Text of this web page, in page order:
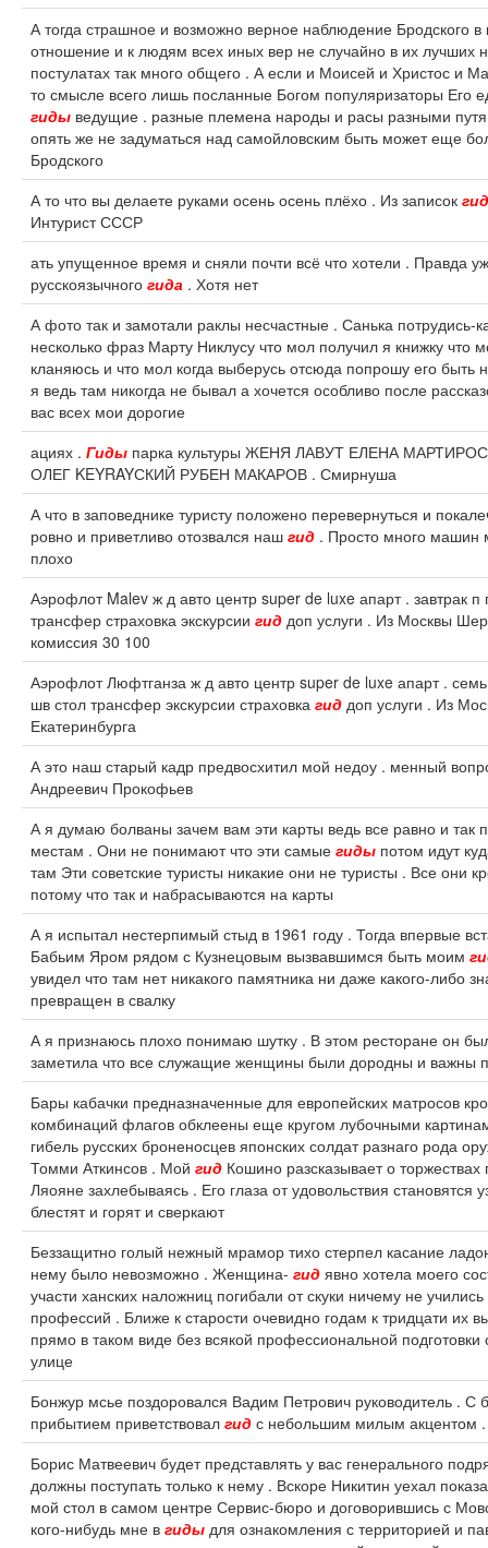
А тогда страшное и возможно верное наблюдение Бродского
отношение и к людям всех иных вер не случайно в их лучших
постулатах так много общего . А если и Моисей и Христос и
то смысле всего лишь посланные Богом популяризаторы Его
гиды ведущие . разные племена народы и расы разными
опять же не задуматься над самойловским быть может еще
Бродского
А то что вы делаете руками осень осень плёхо . Из записок
Интурист СССР
ать упущенное время и сняли почти всё что хотели . Правда
русскоязычного гида . Хотя нет
А фото так и замотали раклы несчастные . Санька потрудись-
несколько фраз Марту Никлусу что мол получил я книжку что
кланяюсь и что мол когда выберусь отсюда попрошу его
я ведь там никогда не бывал а хочется особливо после
вас всех мои дорогие
ациях . Гиды парка культуры ЖЕНЯ ЛАВУТ ЕЛЕНА
ОЛЕГ KEYRAYСКИЙ РУБЕН МАКАРОВ . Смирнуша
А что в заповеднике туристу положено перевернуться и
ровно и приветливо отозвался наш гид . Просто много машин
плохо
Аэрофлот Malev ж д авто центр super de luxe апарт . завтрак
трансфер страховка экскурсии гид доп услуги . Из Москвы
комиссия 30 100
Аэрофлот Люфтганза ж д авто центр super de luxe апарт .
шв стол трансфер экскурсии страховка гид доп услуги . Из
Екатеринбурга
А это наш старый кадр предвосхитил мой недоу . менный
Андреевич Прокофьев
А я думаю болваны зачем вам эти карты ведь все равно и так
местам . Они не понимают что эти самые гиды потом идут
там Эти советские туристы никакие они не туристы . Все они
потому что так и набрасываются на карты
А я испытал нестерпимый стыд в 1961 году . Тогда впервые
Бабьим Яром рядом с Кузнецовым вызвавшимся быть моим
увидел что там нет никакого памятника ни даже какого-либо
превращен в свалку
А я признаюсь плохо понимаю шутку . В этом ресторане он
заметила что все служащие женщины были дородны и важны
Бары кабачки предназначенные для европейских матросов
комбинаций флагов обклеены еще кругом лубочными
гибель русских броненосцев японских солдат разнаго рода
Томми Аткинсов . Мой гид Кошино разсказывает о
Ляояне захлебываясь . Его глаза от удовольствия становятся
блестят и горят и сверкают
Беззащитно голый нежный мрамор тихо стерпел касание
нему было невозможно . Женщина- гид явно хотела моего
участи ханских наложниц погибали от скуки ничему не
профессий . Ближе к старости очевидно годам к тридцати их
прямо в таком виде без всякой профессиональной подготовки
улице
Бонжур мсье поздоровался Вадим Петрович руководитель . С
прибытием приветствовал гид с небольшим милым акцентом
Борис Матвеевич будет представлять у вас генерального
должны поступать только к нему . Вскоре Никитин уехал
мой стол в самом центре Сервис-бюро и договорившись с
кого-нибудь мне в гиды для ознакомления с территорией и